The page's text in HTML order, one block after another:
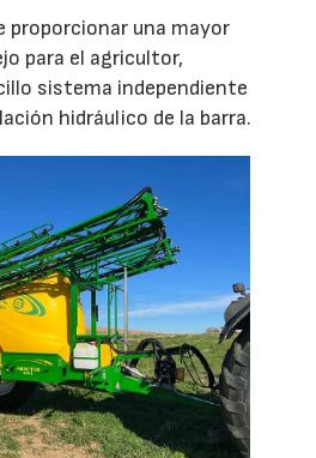
proporcionar una mayor
para el agricultor,
sistema independiente
hidráulico de la barra.